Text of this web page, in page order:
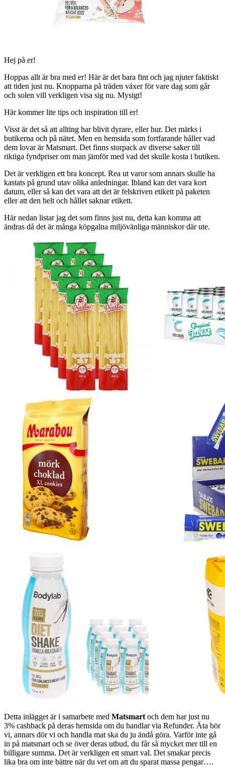
Hej på er!
Hoppas allt är bra med er! Här är det bara fint och jag njuter faktiskt
att tiden just nu. Knopparna på träden växer för vare dag som går
och solen vill verkligen visa sig nu. Mysigt!
Här kommer lite tips och inspiration till er!
Visst är det så att allting har blivit dyrare, eller hur. Det märks i
butikerna och på nätet. Men en hemsida som fortfarande håller vad
dem lovar är Matsmart. Det finns storpack av diverse saker till
riktiga fyndpriser om man jämför med vad det skulle kosta i butiken.
Det är verkligen ett bra koncept. Rea ut varor som annars skulle ha
kastats på grund utav olika anledningar. Ibland kan det vara kort
datum, eller så kan det vara att det är felskriven etikett på paketen
eller att den helt och hållet saknar etikett.
Här nedan listar jag det som finns just nu, detta kan komma att
ändras då det är många köpgalna miljövänliga människor där ute.
Detta inlägget är i samarbete med Matsmartoch dem har just nu
3% cashback på deras hemsida om du handlar via Refunder. Äta bör
vi, annars dör vi och handla mat ska du ju ändå göra. Varför inte gå
in på matsmart och se över deras utbud, du får så mycket mer till en
billigare summa. Det är verkligen ett smart val. Det smakar precis
lika bra om inte bättre när du vet om att du sparat massa pengar….